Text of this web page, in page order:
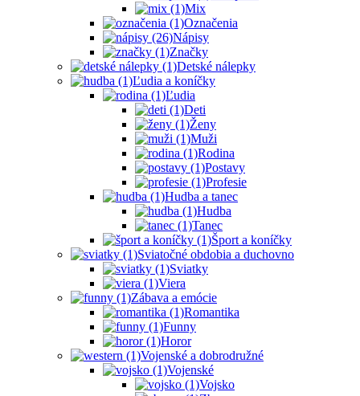
Mix
Označenia
Nápisy
Značky
Detské nálepky
Ľudia a koníčky
Ľudia
Deti
Ženy
Muži
Rodina
Postavy
Profesie
Hudba a tanec
Hudba
Tanec
Šport a koníčky
Sviatočné obdobia a duchovno
Sviatky
Viera
Zábava a emócie
Romantika
Funny
Horor
Vojenské a dobrodružné
Vojenské
Vojsko